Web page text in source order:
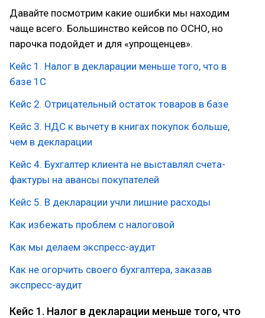
Давайте посмотрим какие ошибки мы находим
чаще всего. Большинство кейсов по ОСНО, но
парочка подойдет и для «упрощенцев».
Кейс 1. Налог в декларации меньше того, что в
базе 1С
Кейс 2. Отрицательный остаток товаров в базе
Кейс 3. НДС к вычету в книгах покупок больше,
чем в декларации
Кейс 4. Бухгалтер клиента не выставлял счета-
фактуры на авансы покупателей
Кейс 5. В декларации учли лишние расходы
Как избежать проблем с налоговой
Как мы делаем экспресс-аудит
Как не огорчить своего бухгалтера, заказав
экспресс-аудит
Кейс 1. Налог в декларации меньше того, что